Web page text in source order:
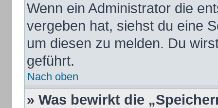
Wenn ein Administrator die
vergeben hat, siehst du eine
um diesen zu melden. Du
geführt.
Nach oben
» Was bewirkt die